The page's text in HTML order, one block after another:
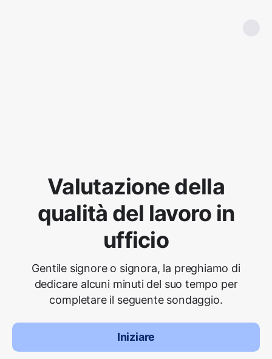
Valutazione della
qualità del lavoro in
ufficio
Gentile signore o signora, la preghiamo di
dedicare alcuni minuti del suo tempo per
completare il seguente sondaggio.
Iniziare